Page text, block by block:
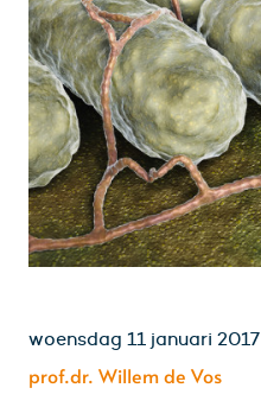
woensdag 11 januari 2017
prof.dr. Willem de Vos